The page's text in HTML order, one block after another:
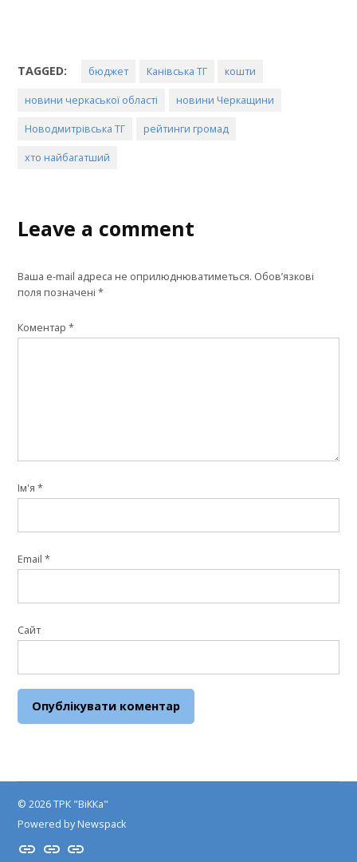
TAGGED: бюджет Канівська ТГ кошти
новини черкаської області новини Черкащини
Новодмитрівська ТГ рейтинги громад
хто найбагатший
Leave a comment
Ваша e-mail адреса не оприлюднюватиметься. Обов’язкові
поля позначені*
Коментар*
Ім'я*
Email*
Сайт
© 2026 ТРК "ВіККа"
Powered by Newspack
Insta
YouTube
FB